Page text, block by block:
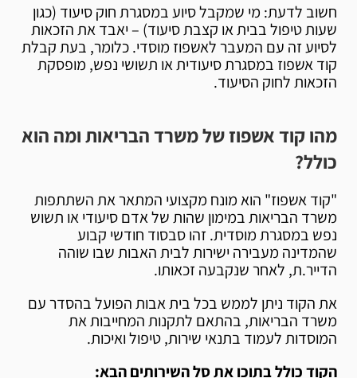
חשוב לדעת: מי שמקבל סיוע במסגרת חוק סיעוד (כגון
שעות טיפול בבית או קצבת סיעוד) – יאבד את הזכאות
לסיוע זה עם המעבר לאשפוז מוסדי. כלומר, בעת קבלת
קוד אשפוז במסגרת סיעודית או תשושי נפש, מופסקת
הזכאות לחוק הסיעוד.
מהו קוד אשפוז של משרד הבריאות ומה הוא
כולל?
"קוד אשפוז" הוא מונח מקצועי המתאר את השתתפות
משרד הבריאות במימון שהות של אדם סיעודי או תשוש
נפש במסגרת מוסדית. זהו סבסוד חודשי קבוע
שהמדינה מעבירה ישירות לבית האבות שבו שוהה
הדייר.ת, לאחר שנקבעה זכאותו.
את הקוד ניתן לממש בכל בית אבות הפועל בהסדר עם
משרד הבריאות, בהתאם לתקנות המחייבות את
המוסדות לעמוד בתנאי שירות, טיפול ואיכות.
הקוד כולל בתוכו את סל השירותים הבא: